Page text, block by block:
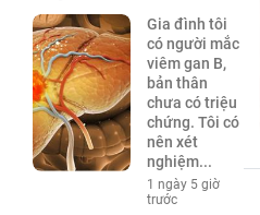
Gia đình tôi
có người mắc
viêm gan B,
bản thân
chưa có triệu
chứng. Tôi có
nên xét
nghiệm...
1 ngày 5 giờ
trước